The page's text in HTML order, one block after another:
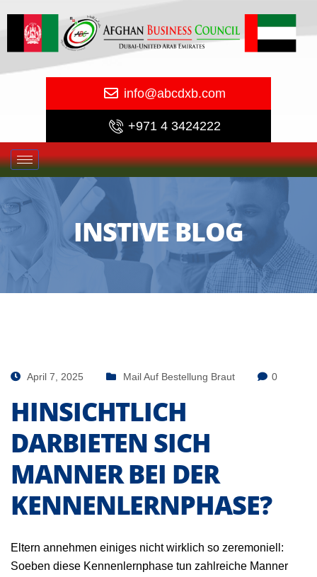
info@abcdxb.com
+971 4 3424222
INSTIVE BLOG
April 7, 2025 Mail Auf Bestellung Braut 0
HINSICHTLICH
DARBIETEN SICH
MANNER BEI DER
KENNENLERNPHASE?
Eltern annehmen einiges nicht wirklich so zeremoniell:
Soeben diese Kennenlernphase tun zahlreiche Manner